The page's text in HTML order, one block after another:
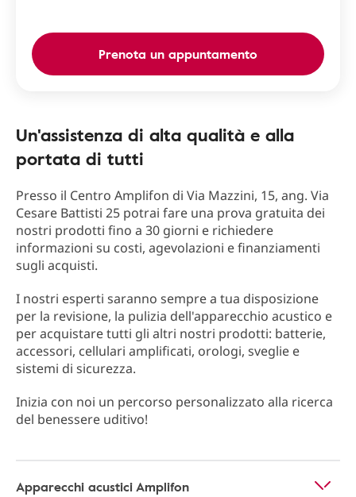
Prenota un appuntamento
Un'assistenza di alta qualità e alla
portata di tutti
Presso il Centro Amplifon di Via Mazzini, 15, ang. Via
Cesare Battisti 25 potrai fare una prova gratuita dei
nostri prodotti fino a 30 giorni e richiedere
informazioni su costi, agevolazioni e finanziamenti
sugli acquisti.
I nostri esperti saranno sempre a tua disposizione
per la revisione, la pulizia dell'apparecchio acustico e
per acquistare tutti gli altri nostri prodotti: batterie,
accessori, cellulari amplificati, orologi, sveglie e
sistemi di sicurezza.
Inizia con noi un percorso personalizzato alla ricerca
del benessere uditivo!
Apparecchi acustici Amplifon